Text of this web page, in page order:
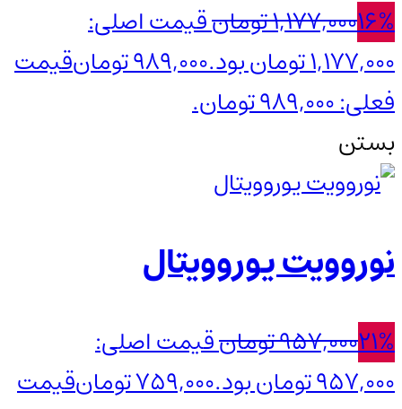
16%
1,177,000تومانقیمت اصلی:
1,177,000 تومان بود.
989,000تومانقیمت
فعلی: 989,000 تومان.
بستن
نوروویت یوروویتال
21%
957,000تومانقیمت اصلی:
957,000 تومان بود.
759,000تومانقیمت